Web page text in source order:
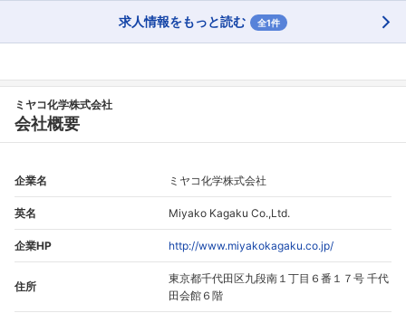
求人情報をもっと読む 全1件
ミヤコ化学株式会社
会社概要
企業名 ミヤコ化学株式会社
英名 Miyako Kagaku Co.,Ltd.
企業HP http://www.miyakokagaku.co.jp/
住所
東京都千代田区九段南１丁目６番１７号 千代
田会館６階